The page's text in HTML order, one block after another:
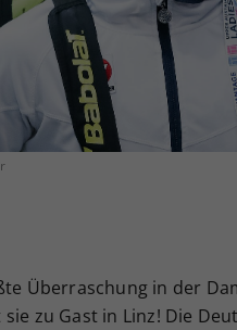
Überraschung in der
zu Gast in Linz! Die